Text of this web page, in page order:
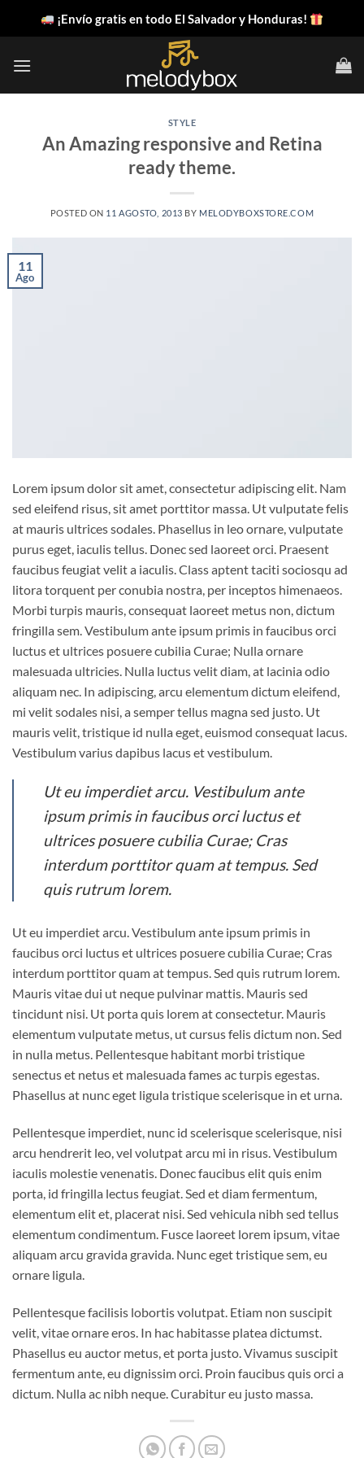
¡Envío gratis en todo El Salvador y Honduras!
STYLE
An Amazing responsive and Retina
ready theme.
POSTED ON 11 AGOSTO, 2013 BY MELODYBOXSTORE.COM
11
Ago
Lorem ipsum dolor sit amet, consectetur adipiscing elit. Nam
sed eleifend risus, sit amet porttitor massa. Ut vulputate felis
at mauris ultrices sodales. Phasellus in leo ornare, vulputate
purus eget, iaculis tellus. Donec sed laoreet orci. Praesent
faucibus feugiat velit a iaculis. Class aptent taciti sociosqu ad
litora torquent per conubia nostra, per inceptos himenaeos.
Morbi turpis mauris, consequat laoreet metus non, dictum
fringilla sem. Vestibulum ante ipsum primis in faucibus orci
luctus et ultrices posuere cubilia Curae; Nulla ornare
malesuada ultricies. Nulla luctus velit diam, at lacinia odio
aliquam nec. In adipiscing, arcu elementum dictum eleifend,
mi velit sodales nisi, a semper tellus magna sed justo. Ut
mauris velit, tristique id nulla eget, euismod consequat lacus.
Vestibulum varius dapibus lacus et vestibulum.
Ut eu imperdiet arcu. Vestibulum ante
ipsum primis in faucibus orci luctus et
ultrices posuere cubilia Curae; Cras
interdum porttitor quam at tempus. Sed
quis rutrum lorem.
Ut eu imperdiet arcu. Vestibulum ante ipsum primis in
faucibus orci luctus et ultrices posuere cubilia Curae; Cras
interdum porttitor quam at tempus. Sed quis rutrum lorem.
Mauris vitae dui ut neque pulvinar mattis. Mauris sed
tincidunt nisi. Ut porta quis lorem at consectetur. Mauris
elementum vulputate metus, ut cursus felis dictum non. Sed
in nulla metus. Pellentesque habitant morbi tristique
senectus et netus et malesuada fames ac turpis egestas.
Phasellus at nunc eget ligula tristique scelerisque in et urna.
Pellentesque imperdiet, nunc id scelerisque scelerisque, nisi
arcu hendrerit leo, vel volutpat arcu mi in risus. Vestibulum
iaculis molestie venenatis. Donec faucibus elit quis enim
porta, id fringilla lectus feugiat. Sed et diam fermentum,
elementum elit et, placerat nisi. Sed vehicula nibh sed tellus
elementum condimentum. Fusce laoreet lorem ipsum, vitae
aliquam arcu gravida gravida. Nunc eget tristique sem, eu
ornare ligula.
Pellentesque facilisis lobortis volutpat. Etiam non suscipit
velit, vitae ornare eros. In hac habitasse platea dictumst.
Phasellus eu auctor metus, et porta justo. Vivamus suscipit
fermentum ante, eu dignissim orci. Proin faucibus quis orci a
dictum. Nulla ac nibh neque. Curabitur eu justo massa.